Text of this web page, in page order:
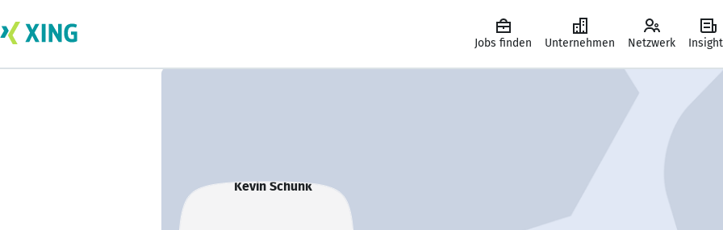
Jobs finden Unternehmen Netzwerk